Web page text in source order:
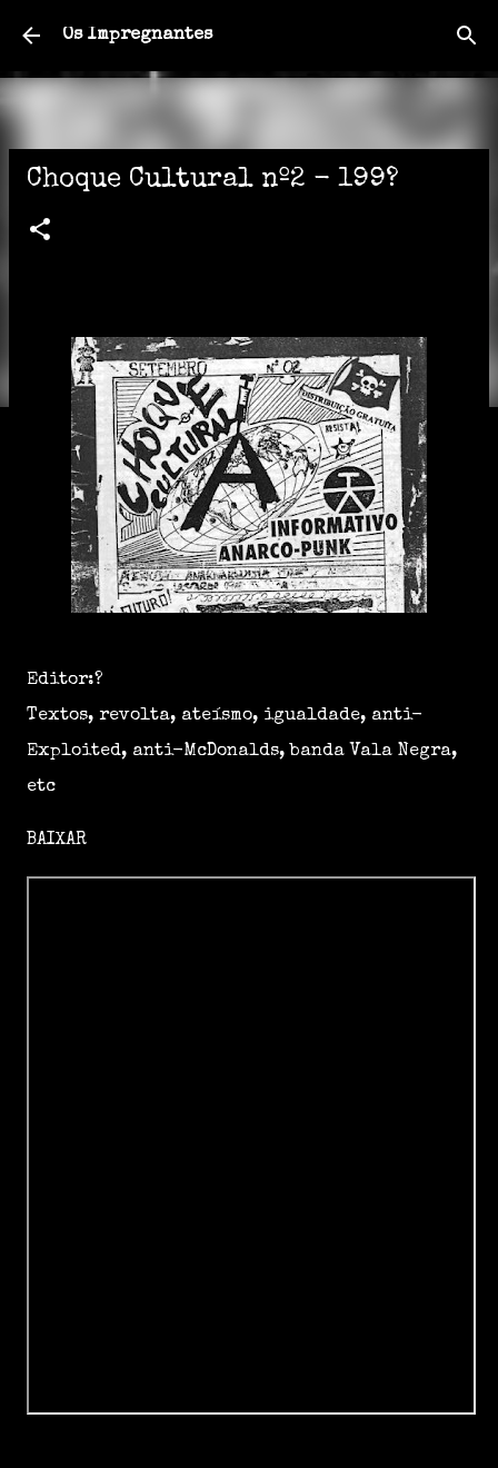
Pular para o conteúdo principal
Os Impregnantes
Choque Cultural nº2 - 199?
Editor:?
Textos, revolta, ateísmo, igualdade, anti-
Exploited, anti-McDonalds, banda Vala Negra,
etc
BAIXAR